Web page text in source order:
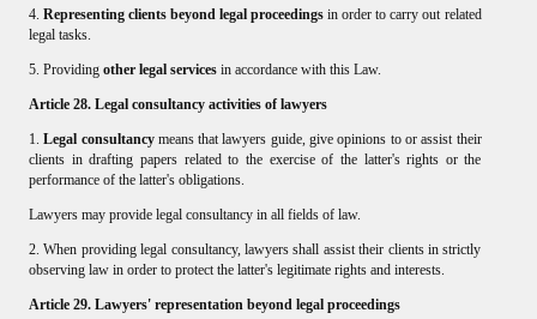
4.Representing clients beyond legal proceedingsin order to carry out related
legal tasks.
5. Providing other legal services in accordance with this Law.
Article 28. Legal consultancy activities of lawyers
1.Legal consultancymeans that lawyers guide, give opinions to or assist their
clients in drafting papers related to the exercise of the latter's rights or the
performance of the latter's obligations.
Lawyers may provide legal consultancy in all fields of law.
2. When providing legal consultancy, lawyers shall assist their clients in strictly
observing law in order to protect the latter's legitimate rights and interests.
Article 29. Lawyers' representation beyond legal proceedings